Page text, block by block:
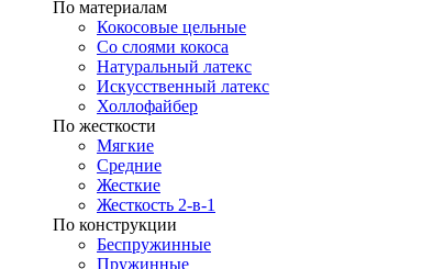
По материалам
Кокосовые цельные
Со слоями кокоса
Натуральный латекс
Искусственный латекс
Холлофайбер
По жесткости
Мягкие
Средние
Жесткие
Жесткость 2-в-1
По конструкции
Беспружинные
Пружинные